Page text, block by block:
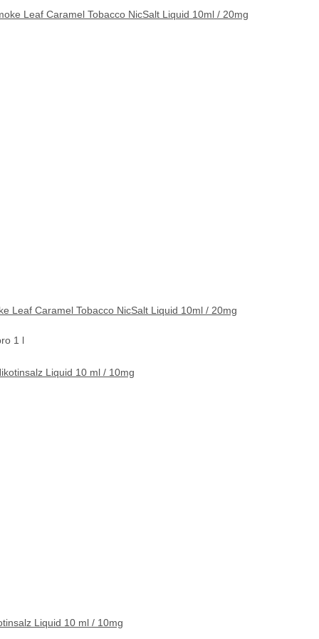
Leaf Caramel Tobacco NicSalt Liquid 10ml / 20mg
1 l
Liquid 10 ml / 10mg